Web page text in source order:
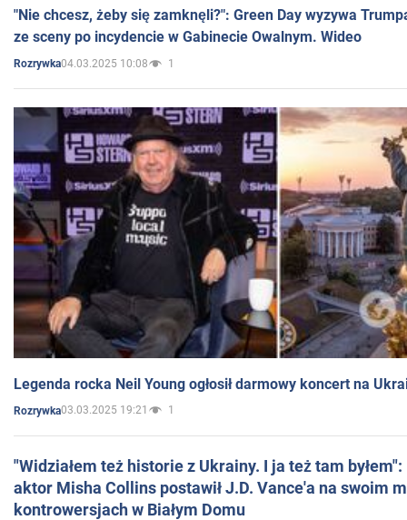
"Nie chcesz, żeby się zamknęli?": Green Day wyzywa
ze sceny po incydencie w Gabinecie Owalnym. Wideo
Rozrywka04.03.2025 10:08 1
Legenda rocka Neil Young ogłosił darmowy koncert na
Rozrywka03.03.2025 19:21 1
"Widziałem też historie z Ukrainy. I ja też tam
aktor Misha Collins postawił J.D. Vance'a na swoim
kontrowersjach w Białym Domu